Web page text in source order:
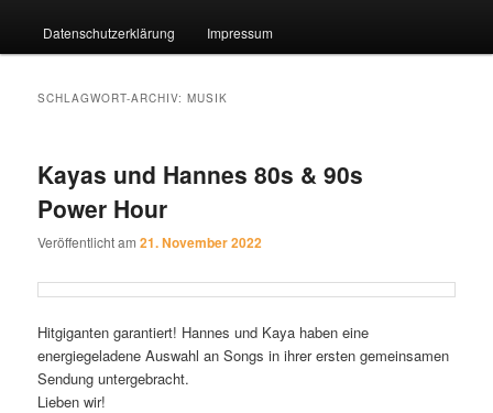
Datenschutzerklärung Impressum
SCHLAGWORT-ARCHIV:MUSIK
Kayas und Hannes 80s & 90s
Power Hour
Veröffentlicht am21. November 2022
Hitgiganten garantiert! Hannes und Kaya haben eine
energiegeladene Auswahl an Songs in ihrer ersten gemeinsamen
Sendung untergebracht.
Lieben wir!